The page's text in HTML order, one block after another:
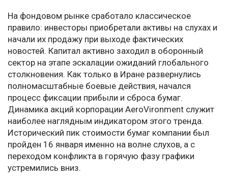
На фондовом рынке сработало классическое
правило: инвесторы приобретали активы на слухах и
начали их продажу при выходе фактических
новостей. Капитал активно заходил в оборонный
сектор на этапе эскалации ожиданий глобального
столкновения. Как только в Иране развернулись
полномасштабные боевые действия, начался
процесс фиксации прибыли и сброса бумаг.
Динамика акций корпорации AeroVironment служит
наиболее наглядным индикатором этого тренда.
Исторический пик стоимости бумаг компании был
пройден 16 января именно на волне слухов, а с
переходом конфликта в горячую фазу графики
устремились вниз.